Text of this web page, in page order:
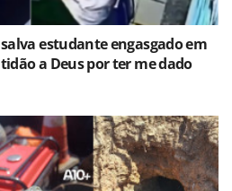
estudante engasgado em
a Deus por ter me dado